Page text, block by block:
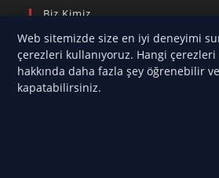
Web sitemizde size en iyi deneyimi
çerezleri kullanıyoruz. Hangi çerezleri
hakkında daha fazla şey öğrenebilir
kapatabilirsiniz.
Biz Kimiz
Antalya Çelenkolarak, özel
anlarınızı en estetik çiçek
için hizmet veriyoruz. Düğün, nişan,